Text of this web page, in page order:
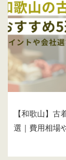
【和歌山】
選｜費用相場